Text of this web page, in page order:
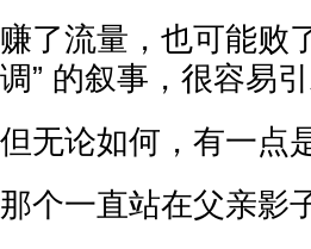
赚了流量，也可能败
调” 的叙事，很容易
但无论如何，有一点
那个一直站在父亲影